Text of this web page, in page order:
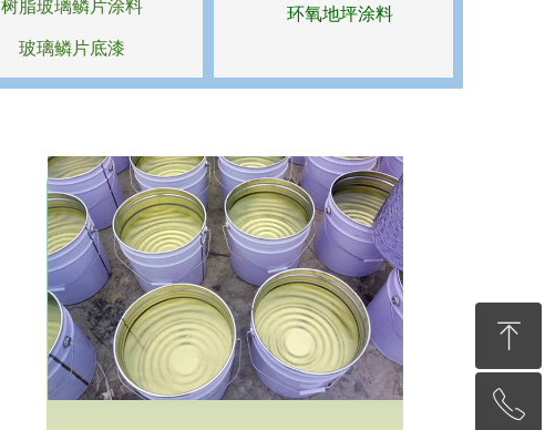
环氧地坪涂料
树脂玻璃鳞片涂料
玻璃鳞片底漆
ꁸ
回到顶部
ꂅ